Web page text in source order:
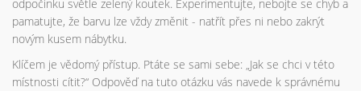
odpočinku světle zelený koutek. Experimentujte, nebojte se chyb a
pamatujte, že barvu lze vždy změnit - natřít přes ni nebo zakrýt
novým kusem nábytku.
Klíčem je vědomý přístup. Ptáte se sami sebe: „Jak se chci v této
místnosti cítit?“ Odpověď na tuto otázku vás navede k správnému